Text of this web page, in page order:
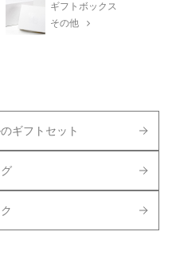
ギフトボックス
その他
ギフトセット